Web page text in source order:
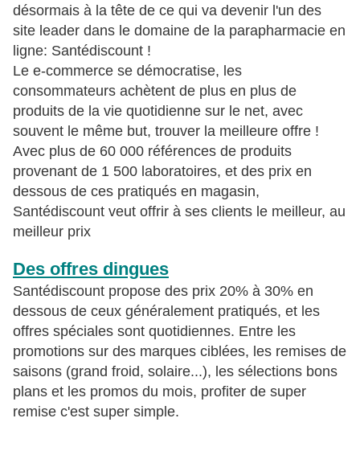
désormais à la tête de ce qui va devenir l'un des
site leader dans le domaine de la parapharmacie en
ligne: Santédiscount !
Le e-commerce se démocratise, les
consommateurs achètent de plus en plus de
produits de la vie quotidienne sur le net, avec
souvent le même but, trouver la meilleure offre !
Avec plus de 60 000 références de produits
provenant de 1 500 laboratoires, et des prix en
dessous de ces pratiqués en magasin,
Santédiscount veut offrir à ses clients le meilleur, au
meilleur prix
Des offres dingues
Santédiscount propose des prix 20% à 30% en
dessous de ceux généralement pratiqués, et les
offres spéciales sont quotidiennes. Entre les
promotions sur des marques ciblées, les remises de
saisons (grand froid, solaire...), les sélections bons
plans et les promos du mois, profiter de super
remise c'est super simple.